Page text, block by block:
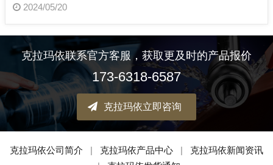
2024/05/20
克拉玛依联系官方客服，获取更及时的产品报价
173-6318-6587
克拉玛依立即咨询
克拉玛依公司简介 | 克拉玛依产品中心 |
克拉玛依新闻资讯